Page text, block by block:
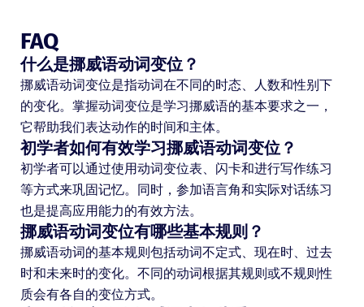
FAQ
什么是挪威语动词变位？
挪威语动词变位是指动词在不同的时态、人数和性别下
的变化。掌握动词变位是学习挪威语的基本要求之一，
它帮助我们表达动作的时间和主体。
初学者如何有效学习挪威语动词变位？
初学者可以通过使用动词变位表、闪卡和进行写作练习
等方式来巩固记忆。同时，参加语言角和实际对话练习
也是提高应用能力的有效方法。
挪威语动词变位有哪些基本规则？
挪威语动词的基本规则包括动词不定式、现在时、过去
时和未来时的变化。不同的动词根据其规则或不规则性
质会有各自的变位方式。